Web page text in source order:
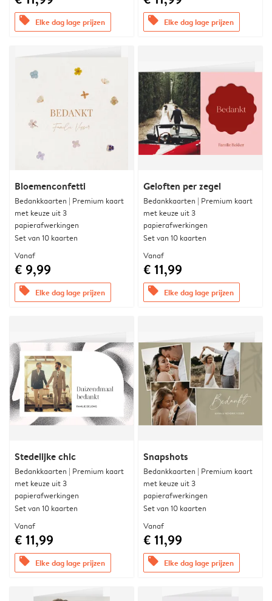
offers Elke dag lage prijzen offers Elke dag lage prijzen
Bloemenconfetti
Bedankkaarten | Premium kaart
met keuze uit 3
papierafwerkingen
Set van 10 kaarten
Vanaf
€ 9,99
offers Elke dag lage prijzen
Geloften per zegel
Bedankkaarten | Premium kaart
met keuze uit 3
papierafwerkingen
Set van 10 kaarten
Vanaf
€ 11,99
offers Elke dag lage prijzen
Stedelijke chic
Bedankkaarten | Premium kaart
met keuze uit 3
papierafwerkingen
Set van 10 kaarten
Vanaf
€ 11,99
offers Elke dag lage prijzen
Snapshots
Bedankkaarten | Premium kaart
met keuze uit 3
papierafwerkingen
Set van 10 kaarten
Vanaf
€ 11,99
offers Elke dag lage prijzen